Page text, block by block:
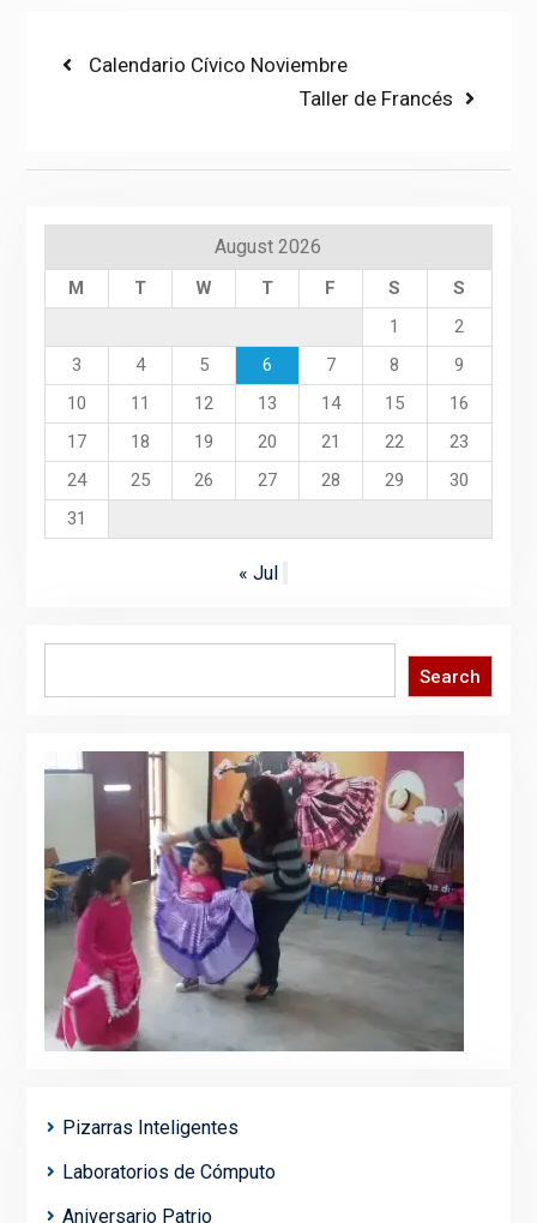
PostPrevious
Calendario Cívico Noviembre
Next
Taller de Francés
August 2026
M T W T F S
S
1
2
3
4 5 6 7 8
9
10
11 12 13 14 15
16
17
18 19 20 21 22
23
24
25 26 27 28 29
30
31
« Jul
Search
Pizarras Inteligentes
Laboratorios de Cómputo
Aniversario Patrio